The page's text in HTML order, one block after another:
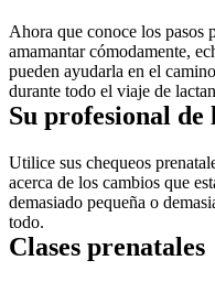
Ahora que conoce los pasos
amamantar cómodamente,
pueden ayudarla en el
durante todo el viaje de
Su profesional de
Utilice sus chequeos
acerca de los cambios que
demasiado pequeña o
todo.
Clases prenatales